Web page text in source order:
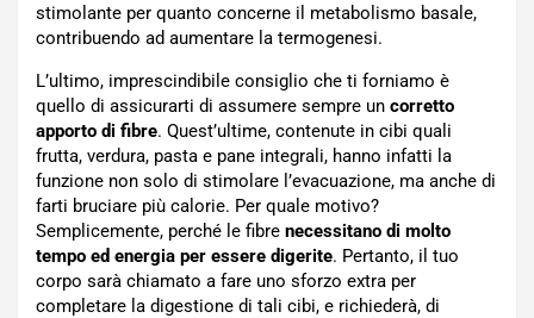
stimolante per quanto concerne il metabolismo basale,
contribuendo ad aumentare la termogenesi.
L’ultimo, imprescindibile consiglio che ti forniamo è
quello di assicurarti di assumere sempre un corretto
apporto di fibre. Quest’ultime, contenute in cibi quali
frutta, verdura, pasta e pane integrali, hanno infatti la
funzione non solo di stimolare l’evacuazione, ma anche di
farti bruciare più calorie. Per quale motivo?
Semplicemente, perché le fibre necessitano di molto
tempo ed energia per essere digerite. Pertanto, il tuo
corpo sarà chiamato a fare uno sforzo extra per
completare la digestione di tali cibi, e richiederà, di